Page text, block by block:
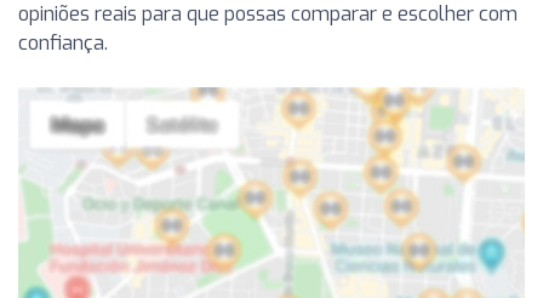
opiniões reais para que possas comparar e escolher com
confiança.